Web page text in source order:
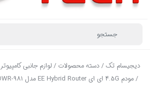
دیجیسام تک/دسته محصولات /لوازم جانبی کامپیوتر
/ مودم 4.5G ای ای EE Hybrid Router مدل DWR-981